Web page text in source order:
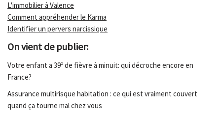
L'immobilier à Valence
Comment appréhender le Karma
Identifier un pervers narcissique
On vient de publier:
Votre enfant a 39º de fièvre à minuit: qui décroche encore en
France?
Assurance multirisque habitation : ce qui est vraiment couvert
quand ça tourne mal chez vous